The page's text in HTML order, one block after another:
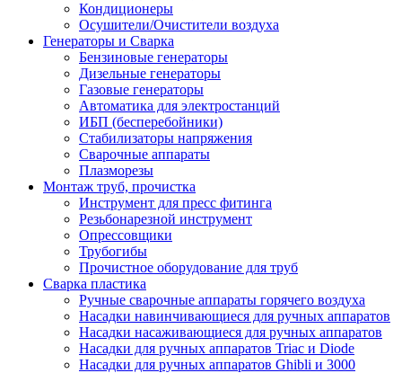
Кондиционеры
Осушители/Очистители воздуха
Генераторы и Сварка
Бензиновые генераторы
Дизельные генераторы
Газовые генераторы
Автоматика для электростанций
ИБП (бесперебойники)
Стабилизаторы напряжения
Сварочные аппараты
Плазморезы
Монтаж труб, прочистка
Инструмент для пресс фитинга
Резьбонарезной инструмент
Опрессовщики
Трубогибы
Прочистное оборудование для труб
Сварка пластика
Ручные сварочные аппараты горячего воздуха
Насадки навинчивающиеся для ручных аппаратов
Насадки насаживающиеся для ручных аппаратов
Насадки для ручных аппаратов Triac и Diode
Насадки для ручных аппаратов Ghibli и 3000